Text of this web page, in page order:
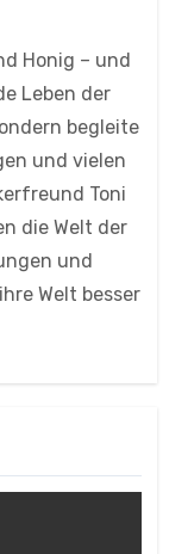
Honig – und
Leben der
begleite
und vielen
Toni
die Welt der
und
Welt besser